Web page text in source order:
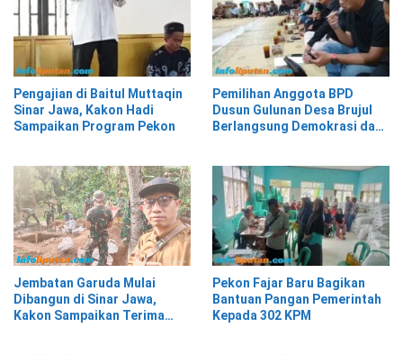
Pengajian di Baitul Muttaqin
Sinar Jawa, Kakon Hadi
Sampaikan Program Pekon
Pemilihan Anggota BPD
Dusun Gulunan Desa Brujul
Berlangsung Demokrasi dan
Jembatan Garuda Mulai
Dibangun di Sinar Jawa,
Kakon Sampaikan Terima
Pekon Fajar Baru Bagikan
Bantuan Pangan Pemerintah
Kepada 302 KPM